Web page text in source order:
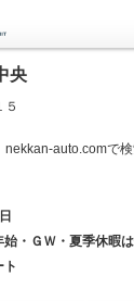
央
５
auto.comで検
・ＧＷ・夏季休暇は
ト